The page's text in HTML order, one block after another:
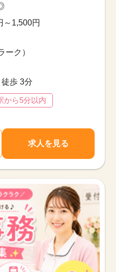
～1,500円
ーク）
歩 3分
から5分以内
求人を見る